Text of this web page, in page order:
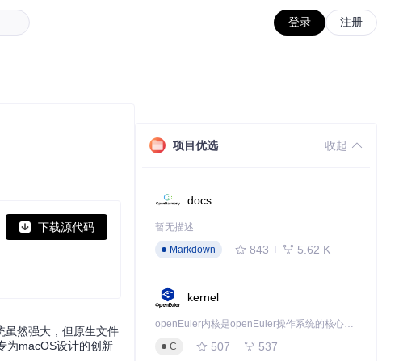
登录 注册
下载源代码
虽然强大，但原生文件
为macOS设计的创新
项目优选 收起
docs
暂无描述
Markdown
843 5.62 K
kernel
openEuler内核是openEuler操作系统的核心，既是系统性能与稳定性的基石，也是连接处理器、设备与服务的桥梁。
C
507 537